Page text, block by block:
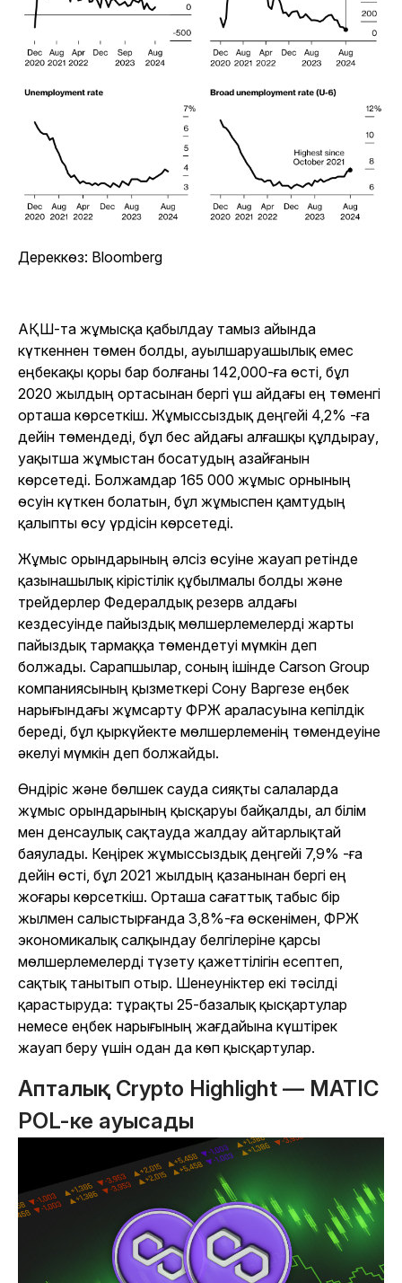
Дереккөз: Bloomberg
АҚШ-та жұмысқа қабылдау тамыз айында
күткеннен төмен болды, ауылшаруашылық емес
еңбекақы қоры бар болғаны 142,000-ға өсті, бұл
2020 жылдың ортасынан бергі үш айдағы ең төменгі
орташа көрсеткіш. Жұмыссыздық деңгейі 4,2% -ға
дейін төмендеді, бұл бес айдағы алғашқы құлдырау,
уақытша жұмыстан босатудың азайғанын
көрсетеді. Болжамдар 165 000 жұмыс орнының
өсуін күткен болатын, бұл жұмыспен қамтудың
қалыпты өсу үрдісін көрсетеді.
Жұмыс орындарының әлсіз өсуіне жауап ретінде
қазынашылық кірістілік құбылмалы болды және
трейдерлер Федералдық резерв алдағы
кездесуінде пайыздық мөлшерлемелерді жарты
пайыздық тармаққа төмендетуі мүмкін деп
болжады. Сарапшылар, соның ішінде Carson Group
компаниясының қызметкері Сону Варгезе еңбек
нарығындағы жұмсарту ФРЖ араласуына кепілдік
береді, бұл қыркүйекте мөлшерлеменің төмендеуіне
әкелуі мүмкін деп болжайды.
Өндіріс және бөлшек сауда сияқты салаларда
жұмыс орындарының қысқаруы байқалды, ал білім
мен денсаулық сақтауда жалдау айтарлықтай
баяулады. Кеңірек жұмыссыздық деңгейі 7,9% -ға
дейін өсті, бұл 2021 жылдың қазанынан бергі ең
жоғары көрсеткіш. Орташа сағаттық табыс бір
жылмен салыстырғанда 3,8%-ға өскенімен, ФРЖ
экономикалық салқындау белгілеріне қарсы
мөлшерлемелерді түзету қажеттілігін есептеп,
сақтық танытып отыр. Шенеуніктер екі тәсілді
қарастыруда: тұрақты 25-базалық қысқартулар
немесе еңбек нарығының жағдайына күштірек
жауап беру үшін одан да көп қысқартулар.
Апталық Crypto Highlight — MATIC
POL-ке ауысады